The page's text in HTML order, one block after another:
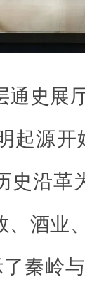
通史展
起源
史沿革
、酒业
秦岭